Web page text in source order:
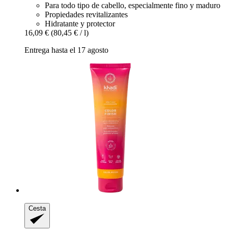
Para todo tipo de cabello, especialmente fino y maduro
Propiedades revitalizantes
Hidratante y protector
16,09 € (80,45 € / l)
Entrega hasta el 17 agosto
Cesta